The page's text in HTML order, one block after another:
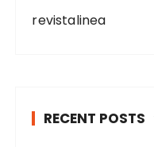
revistalinea
RECENT POSTS